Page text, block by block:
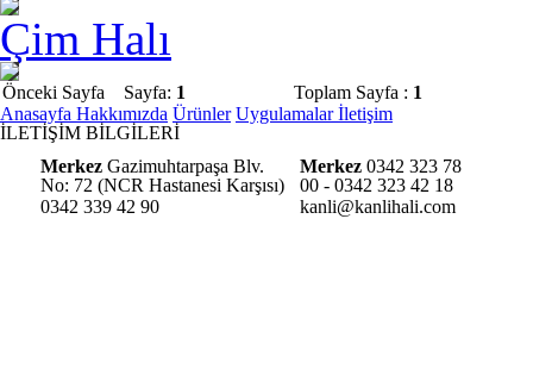
Çim Halı
Önceki Sayfa Sayfa: 1 Toplam Sayfa : 1
Anasayfa Hakkımızda Ürünler Uygulamalarİletişim
İLETİŞİM BİLGİLERİ
Merkez Gazimuhtarpaşa Blv.
No: 72 (NCR Hastanesi Karşısı)
Merkez 0342 323 78
00 - 0342 323 42 18
0342 339 42 90
kanli@kanlihali.com